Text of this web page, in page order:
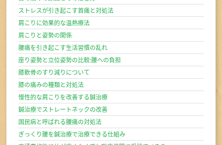
ストレスが引き起こす首痛と対処法
肩こりに効果的な温熱療法
肩こりと姿勢の関係
腰痛を引き起こす生活習慣の乱れ
座り姿勢と立位姿勢の比較:腰への負担
膝軟骨のすり減りについて
膝の痛みの種類と対処法
慢性的な肩こりを改善する鍼治療
鍼治療でストレートネックの改善
国民病と呼ばれる腰痛の対処法
ぎっくり腰を鍼治療で治療できる仕組み